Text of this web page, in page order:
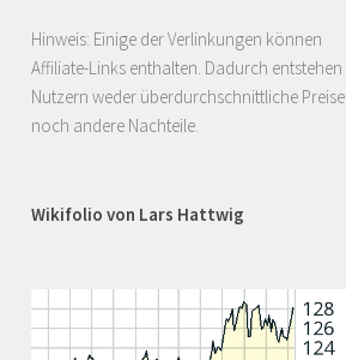
Hinweis: Einige der Verlinkungen können
Affiliate-Links enthalten. Dadurch entstehen
Nutzern weder überdurchschnittliche Preise
noch andere Nachteile.
Wikifolio von Lars Hattwig